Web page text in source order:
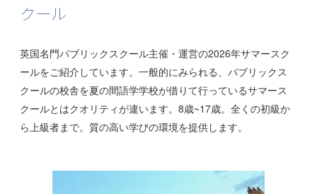
クール
英国名門パブリックスクール主催・運営の2026年サマースク
ールをご紹介しています。一般的にみられる、パブリックス
クールの校舎を夏の間語学学校が借りて行っているサマース
クールとはクオリティが違います。8歳~17歳。全くの初級か
ら上級者まで。質の高い学びの環境を提供します。